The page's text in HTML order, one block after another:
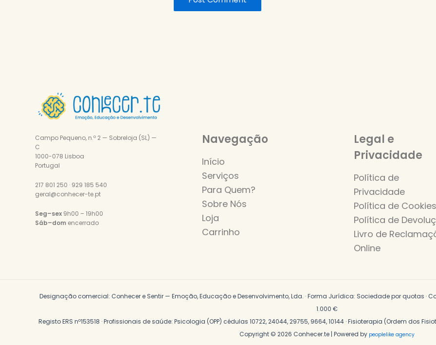
Campo Pequeno, n.º 2 — Sobreloja (SL) —
C
1000-078 Lisboa
Portugal
217 801 250 · 929 185 540
geral@conhecer-te.pt
Seg–sex 9h00 – 19h00
Sáb–dom encerrado
Navegação
Início
Serviços
Para Quem?
Sobre Nós
Loja
Carrinho
Legal e
Privacidade
Política de
Privacidade
Política de Cookies
Política de
Livro de
Online
Designação comercial: Conhecer e Sentir — Emoção, Educação e Desenvolvimento, Lda. · Forma Jurídica: Sociedade por quotas ·
1.000 €
Registo ERS nº153518 · Profissionais de saúde: Psicologia (OPP) cédulas 10722, 24044, 29755, 9664, 10144 · Fisioterapia (Ordem dos
Copyright © 2026 Conhecer.te | Powered by peoplelike agency